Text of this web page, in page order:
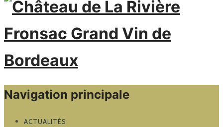
Navigation principale
ACTUALITÉS